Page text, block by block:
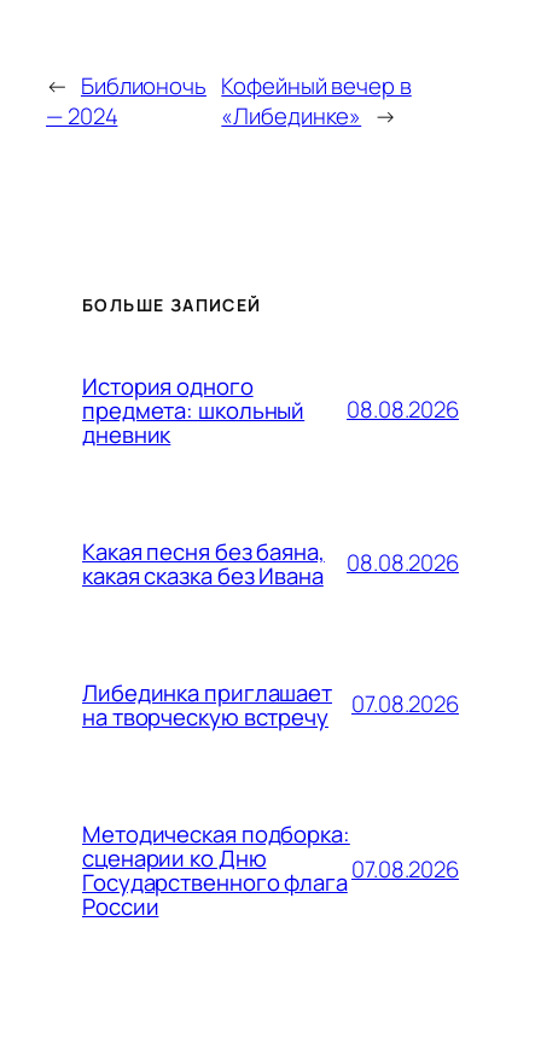
← Библионочь
— 2024
Кофейный вечер в
«Либединке» →
БОЛЬШЕ ЗАПИСЕЙ
История одного
предмета: школьный
дневник
08.08.2026
Какая песня без баяна,
какая сказка без Ивана 08.08.2026
Либединка приглашает
на творческую встречу 07.08.2026
Методическая подборка:
сценарии ко Дню
Государственного флага
России
07.08.2026